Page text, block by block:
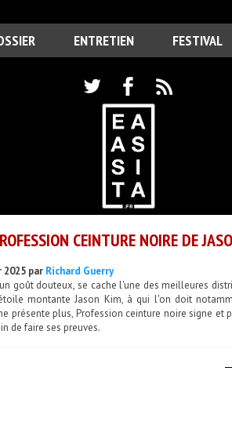
ENTRETIEN FESTIVAL
CEINTURE NOIRE DE
par Richard Guerry
goût douteux, se cache l'une des meilleures
montante Jason Kim, à qui l'on doit
présente plus, Profession ceinture noire signe
de faire ses preuves.